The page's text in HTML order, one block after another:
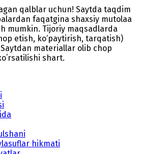
qalblar uchun! Saytda taqdim
faqatgina shaxsiy mutolaa
mumkin. Tijoriy maqsadlarda
etish, ko‘paytirish, tarqatish)
materiallar olib chop
shart.
hikmati